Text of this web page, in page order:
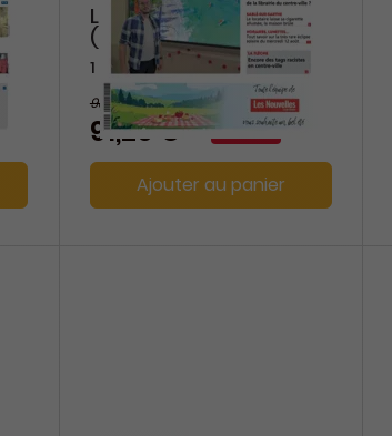
Les Nouvelles - L’Echo
(Sablé/Sarthe)
1 an
98,80 €
91,20 € -8%
Ajouter au panier